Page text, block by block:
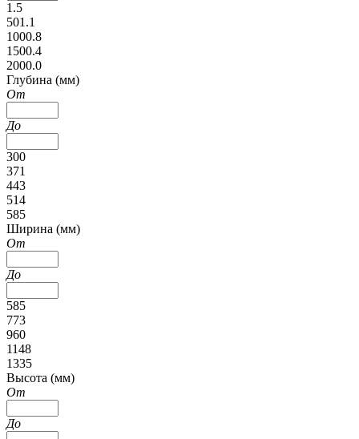
1.5
501.1
1000.8
1500.4
2000.0
Глубина (мм)
От
До
300
371
443
514
585
Ширина (мм)
От
До
585
773
960
1148
1335
Высота (мм)
От
До